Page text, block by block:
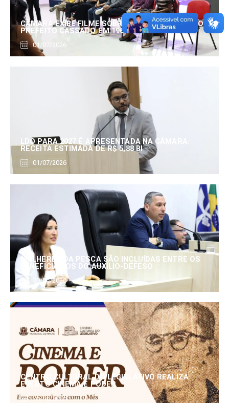
CÂMARA EXIBE FILME SOBRE EDUARDO SERRANO,
PREFEITO CASSADO EM 1960
01/07/2026
LDO PARA 2027 É APRESENTADA NA CÂMARA:
RECEITA ESTIMADA DE R$ 5,88 BI
01/07/2026
MULHERES DA PESCA SÃO INCLUÍDAS ENTRE OS
BENEFICIÁRIOS DO AUXÍLIO-DEFESO
30/06/2026
CENTRO CULTURAL DO LEGISLATIVO REALIZA
EVENTO CINEMA E PODER
25/06/2026